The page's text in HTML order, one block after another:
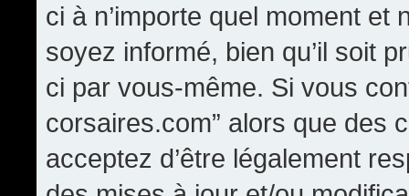
ci à n’importe quel moment
soyez informé, bien qu’il soit
ci par vous-même. Si vous
corsaires.com” alors que des
acceptez d’être légalement